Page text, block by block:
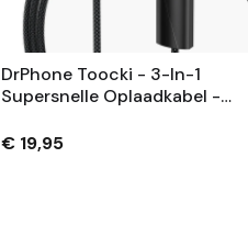
DrPhone Toocki - 3-In-1
Supersnelle Oplaadkabel -
Laad 3 Apparaten Tegelijkertijd
€ 19,95